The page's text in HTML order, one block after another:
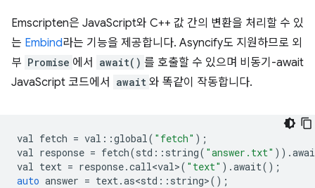
Emscripten은 JavaScript와 C++ 값 간의 변환을 처리할 수 있
는 Embind라는 기능을 제공합니다. Asyncify도 지원하므로 외
부 Promise 에서 await() 를 호출할 수 있으며 비동기-await
JavaScript 코드에서
await 와 똑같이 작동합니다.
val fetch = val ::global( "fetch" );
val response = fetch(std :: string( "answer.txt" )).
val text = response.call<val>( "text" ).await();
auto answer = text.as<std :: string>();